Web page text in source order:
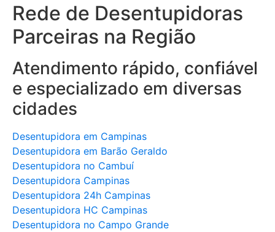
Rede de Desentupidoras
Parceiras na Região
Atendimento rápido, confiável
e especializado em diversas
cidades
Desentupidora em Campinas
Desentupidora em Barão Geraldo
Desentupidora no Cambuí
Desentupidora Campinas
Desentupidora 24h Campinas
Desentupidora HC Campinas
Desentupidora no Campo Grande